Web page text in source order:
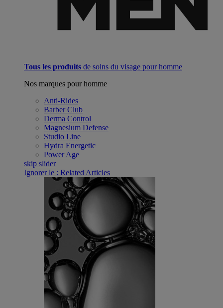
Tous les produits de soins du visage pour homme
Nos marques pour homme
Anti-Rides
Barber Club
Derma Control
Magnesium Defense
Studio Line
Hydra Energetic
Power Age
skip slider
Ignorer le : Related Articles